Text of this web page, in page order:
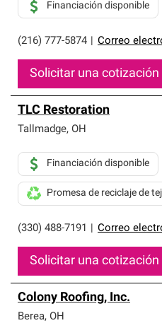
(216) 777-5874 Correo
Financiación disponible
Solicitar una cotización
TLC Restoration
Tallmadge, OH
(330) 488-7191 Correo
Financiación disponible
Promesa de reciclaje de
Solicitar una cotización
Colony Roofing, Inc.
Berea, OH